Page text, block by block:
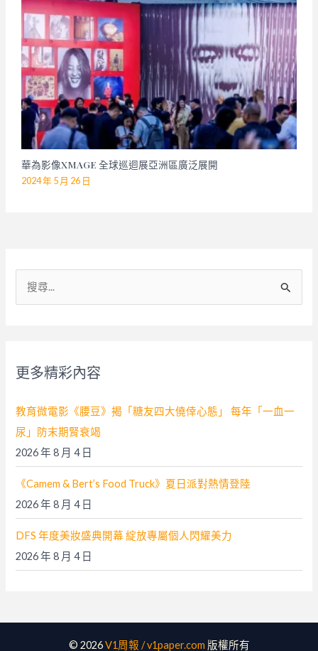
華為影像XMAGE 全球巡迴展亞洲區廣泛展開
2024 年 5 月 26 日
:
更多精彩內容
教育微電影《腰豆》揭「糖友四大僥倖心態」 每年「一血一
尿」防末期腎衰竭
2026 年 8 月 4 日
《Camem & Bert’s Food Truck》夏日派對熱情登陸
2026 年 8 月 4 日
DFS 年度美妝盛典開幕 綻放專屬個人閃耀美力
2026 年 8 月 4 日
© 2026V1周報 / v1paper.com 版權所有